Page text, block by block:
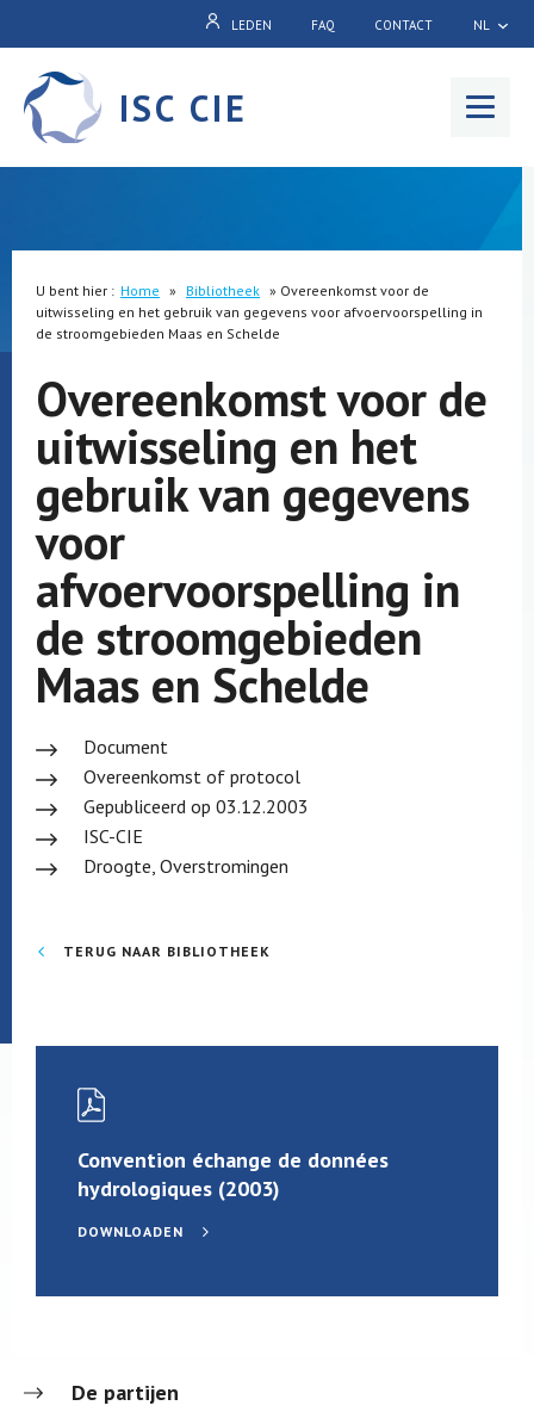
LEDEN FAQ CONTACT NL
ISC CIE
U bent hier : Home » Bibliotheek » Overeenkomst voor de
uitwisseling en het gebruik van gegevens voor afvoervoorspelling in
de stroomgebieden Maas en Schelde
Overeenkomst voor de
uitwisseling en het
gebruik van gegevens
voor
afvoervoorspelling in
de stroomgebieden
Maas en Schelde
Document
Overeenkomst of protocol
Gepubliceerd op 03.12.2003
ISC-CIE
Droogte, Overstromingen
TERUG NAAR BIBLIOTHEEK
Convention échange de données
hydrologiques (2003)
DOWNLOADEN
De partijen